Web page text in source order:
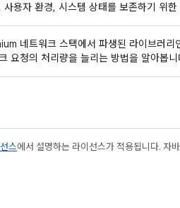
사용자 환경, 시스템 상태를 보존하기 위
네트워크 스택에서 파생된 라이브러
요청의 처리량을 늘리는 방법을 알아봅니
스에서 설명하는 라이선스가 적용됩니다.